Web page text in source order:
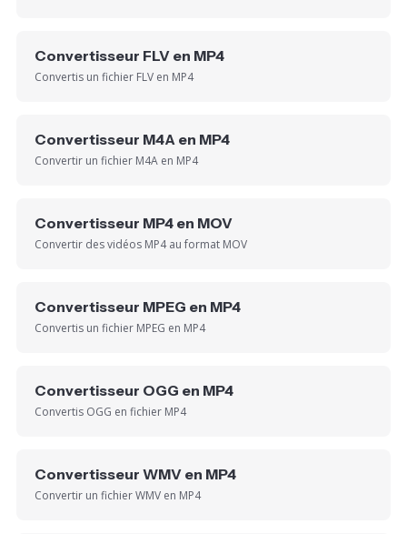
Convertisseur FLV en MP4
Convertis un fichier FLV en MP4
Convertisseur M4A en MP4
Convertir un fichier M4A en MP4
Convertisseur MP4 en MOV
Convertir des vidéos MP4 au format MOV
Convertisseur MPEG en MP4
Convertis un fichier MPEG en MP4
Convertisseur OGG en MP4
Convertis OGG en fichier MP4
Convertisseur WMV en MP4
Convertir un fichier WMV en MP4